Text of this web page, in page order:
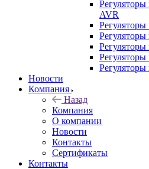
AVR
Новости
Компания
Назад
Компания
О компании
Новости
Контакты
Сертификаты
Контакты